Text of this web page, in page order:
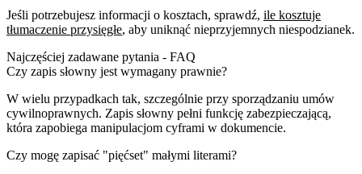
Jeśli potrzebujesz informacji o kosztach, sprawdź, ile kosztuje
tłumaczenie przysięgłe, aby uniknąć nieprzyjemnych niespodzianek.
Najczęściej zadawane pytania - FAQ
Czy zapis słowny jest wymagany prawnie?
W wielu przypadkach tak, szczególnie przy sporządzaniu umów
cywilnoprawnych. Zapis słowny pełni funkcję zabezpieczającą,
która zapobiega manipulacjom cyframi w dokumencie.
Czy mogę zapisać "pięćset" małymi literami?